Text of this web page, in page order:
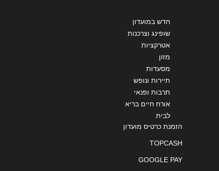
תחנה מרכזית באר שבע
08-6846010
באר שבע
חדש במועדון
שופינג וצרכנות
אטרקציות
מזון
מסעדות
תיירות ונופש
תרבות ופנאי
אורח חיים בריא
לבית
הזמנת כרטיס מועדון
TOPCASH
GOOGLE PAY